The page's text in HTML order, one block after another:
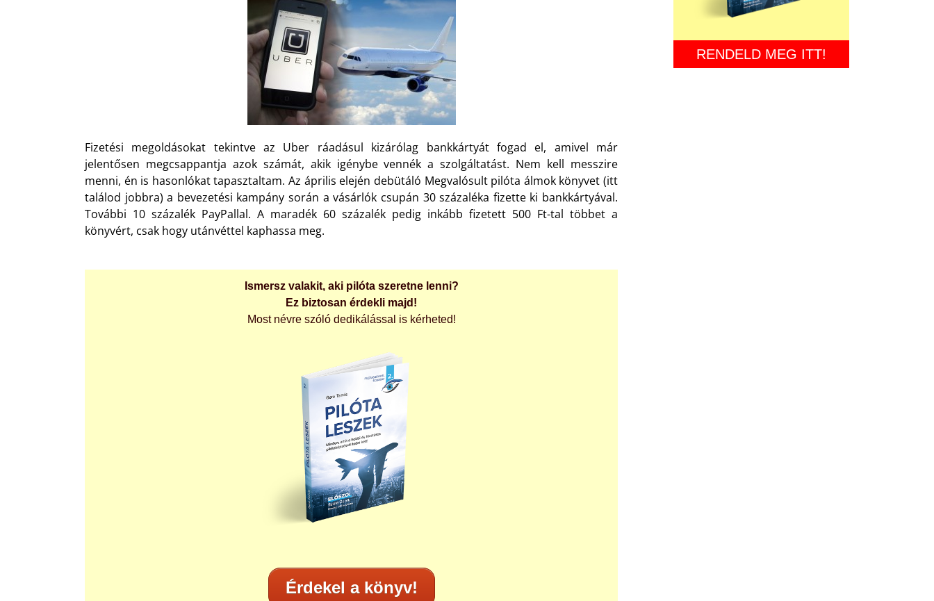
Fizetési megoldásokat tekintve az Uber ráadásul kizárólag bankkártyát fogad el, amivel már
jelentősen megcsappantja azok számát, akik igénybe vennék a szolgáltatást. Nem kell messzire
menni, én is hasonlókat tapasztaltam. Az április elején debütáló Megvalósult pilóta álmok könyvet (itt
találod jobbra) a bevezetési kampány során a vásárlók csupán 30 százaléka fizette ki bankkártyával.
További 10 százalék PayPallal. A maradék 60 százalék pedig inkább fizetett 500 Ft-tal többet a
könyvért, csak hogy utánvéttel kaphassa meg.
Ismersz valakit, aki pilóta szeretne lenni?
Ez biztosan érdekli majd!
Most névre szóló dedikálással is kérheted!
Érdekel a könyv!
RENDELD MEG ITT!